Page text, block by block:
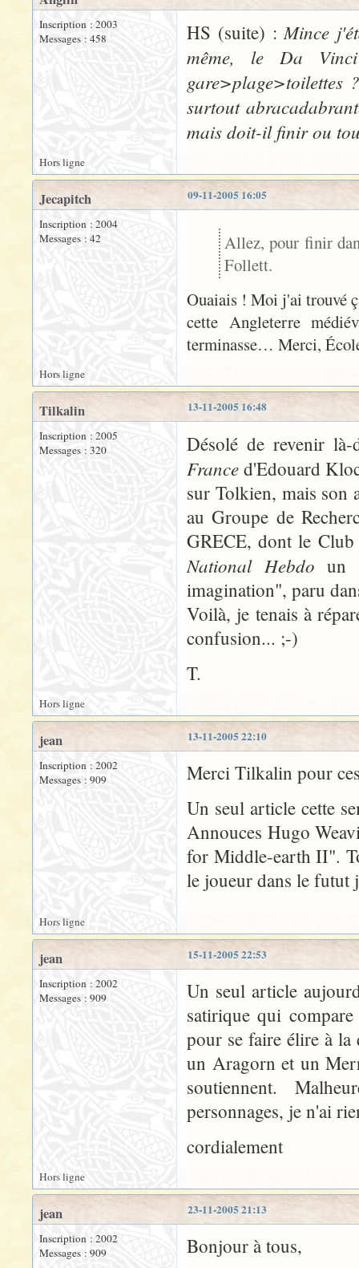
Inscription : 2003
Messages : 458
HS (suite) :Mince
même, le Da
gare>plage>toilettes
surtout
mais doit-il finir ou
Hors ligne
09-11-2005 16:05
Jecapitch
Inscription : 2004
Messages : 42
Allez, pour finir
Follett.
Ouaiais ! Moi j'ai trouvé
cette Angleterre
terminasse… Merci,
Hors ligne
13-11-2005 16:48
Tilkalin
Inscription : 2005
Messages : 320
Désolé de revenir
France d'Edouard
sur Tolkien, mais son
au Groupe de
GRECE, dont le
National Hebdo un
imagination", paru
Voilà, je tenais à
confusion... ;-)
T.
Hors ligne
13-11-2005 22:10
jean
Inscription : 2002
Messages : 909
Merci Tilkalin pour
Un seul article cette
Annouces Hugo
for Middle-earth II".
le joueur dans le futut
Hors ligne
15-11-2005 22:53
jean
Inscription : 2002
Messages : 909
Un seul article
satirique qui
pour se faire élire à
un Aragorn et un
soutiennent.
personnages, je n'ai
cordialement
Hors ligne
23-11-2005 21:13
jean
Inscription : 2002
Messages : 909
Bonjour à tous,